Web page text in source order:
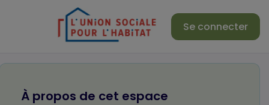
Se connecter
À propos de cet espace